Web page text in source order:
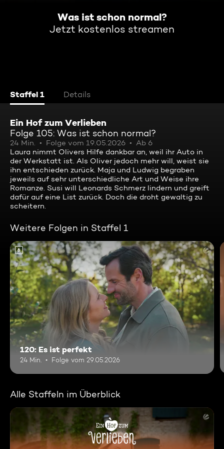
Was ist schon normal?
Jetzt kostenlos streamen
Staffel 1 Details
Ein Hof zum Verlieben
Folge 105: Was ist schon normal?
24 Min. Folge vom 19.05.2026
Ab 6
Laura nimmt Olivers Hilfe dankbar an, weil ihr Auto in
der Werkstatt ist. Als Oliver jedoch mehr will, weist sie
ihn entschieden zurück. Maja und Ludwig begraben
jeweils auf sehr unterschiedliche Art und Weise ihre
Romanze. Susi will Leonards Schmerz lindern und greift
dafür auf eine List zurück. Doch die droht gewaltig zu
scheitern.
Weitere Folgen in Staffel 1
6
120: Es ist perfekt
24 Min. Folge vom 29.05.2026
Alle Staffeln im Überblick